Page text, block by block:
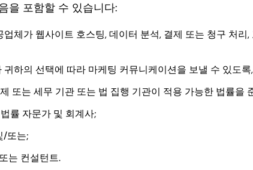
을 포함할 수 있습니다:
업체가 웹사이트 호스팅, 데이터 분석, 결제 또는 청구 처
귀하의 선택에 따라 마케팅 커뮤니케이션을 보낼 수 있도
또는 세무 기관 또는 법 집행 기관이 적용 가능한 법률
률 자문가 및 회계사;
/또는;
는 컨설턴트.